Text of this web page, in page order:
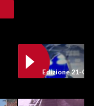
Edizione 21-05-